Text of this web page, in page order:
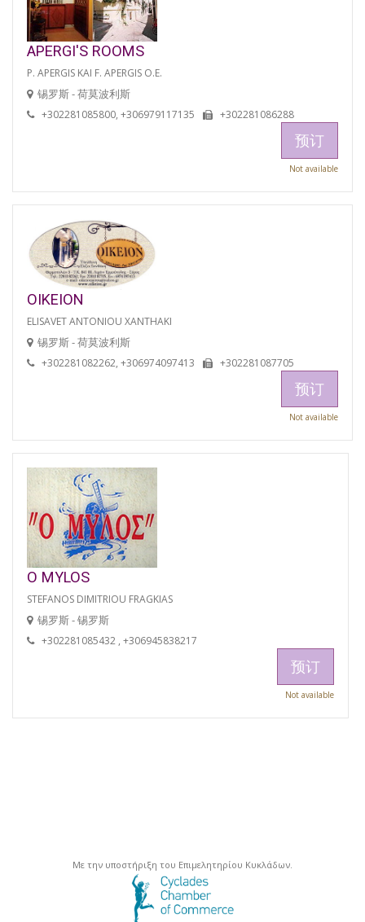
APERGI'S ROOMS
P. APERGIS KAI F. APERGIS O.E.
锡罗斯 - 荷莫波利斯
+302281085800, +306979117135 +302281086288
预订
Not available
OIKEION
ELISAVET ANTONIOU XANTHAKI
锡罗斯 - 荷莫波利斯
+302281082262, +306974097413 +302281087705
预订
Not available
O MYLOS
STEFANOS DIMITRIOU FRAGKIAS
锡罗斯 - 锡罗斯
+302281085432 , +306945838217
预订
Not available
Με την υποστήριξη του Επιμελητηρίου Κυκλάδων.